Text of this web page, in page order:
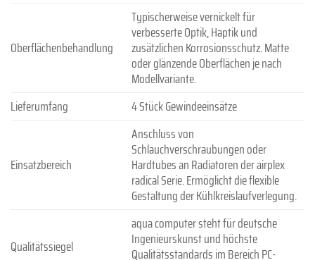
Oberflächenbehandlung
Typischerweise vernickelt für
verbesserte Optik, Haptik und
zusätzlichen Korrosionsschutz. Matte
oder glänzende Oberflächen je nach
Modellvariante.
Lieferumfang
4 Stück Gewindeeinsätze
Einsatzbereich
Anschluss von
Schlauchverschraubungen oder
Hardtubes an Radiatoren der airplex
radical Serie. Ermöglicht die flexible
Gestaltung der Kühlkreislaufverlegung.
Qualitätssiegel
aqua computer steht für deutsche
Ingenieurskunst und höchste
Qualitätsstandards im Bereich PC-